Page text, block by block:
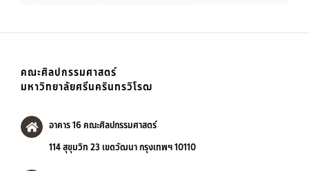
คณะศิลปกรรมศาสตร์
มหาวิทยาลัยศรีนครินทรวิโรฒ
อาคาร 16 คณะศิลปกรรมศาสตร์
114 สุขุมวิท 23 เขตวัฒนา กรุงเทพฯ 10110